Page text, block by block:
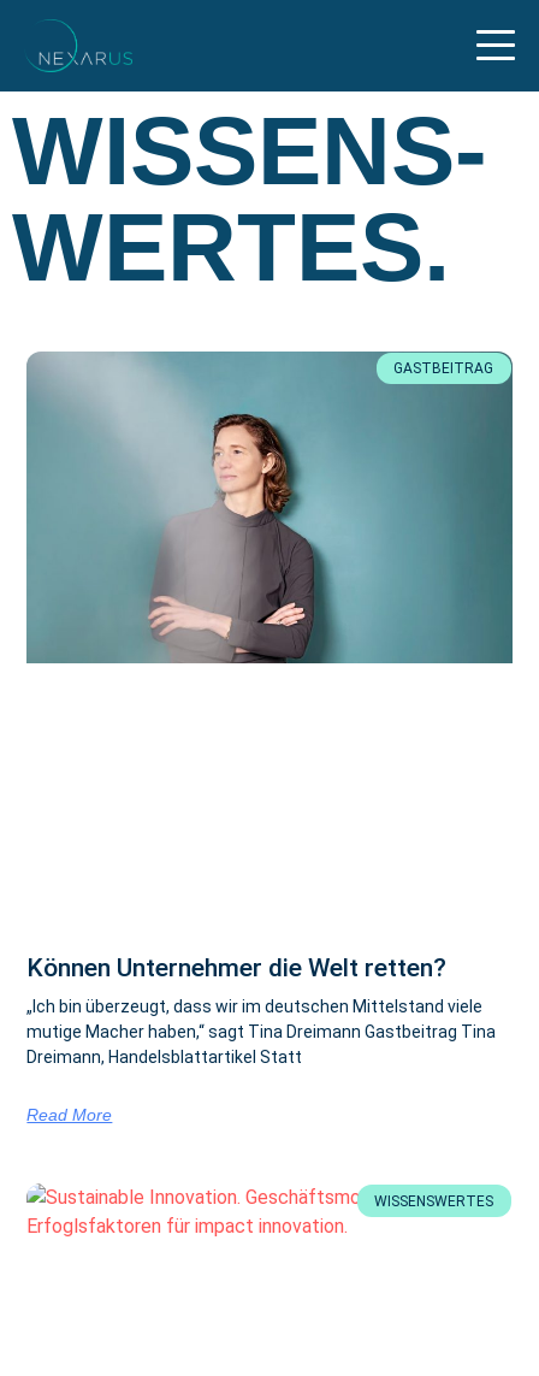
WISSENS­
WERTES.
GASTBEITRAG
Können Unternehmer die Welt retten?
„Ich bin überzeugt, dass wir im deutschen Mittelstand viele
mutige Macher haben,“ sagt Tina Dreimann Gastbeitrag Tina
Dreimann, Handelsblattartikel Statt
Read More
WISSENSWERTES